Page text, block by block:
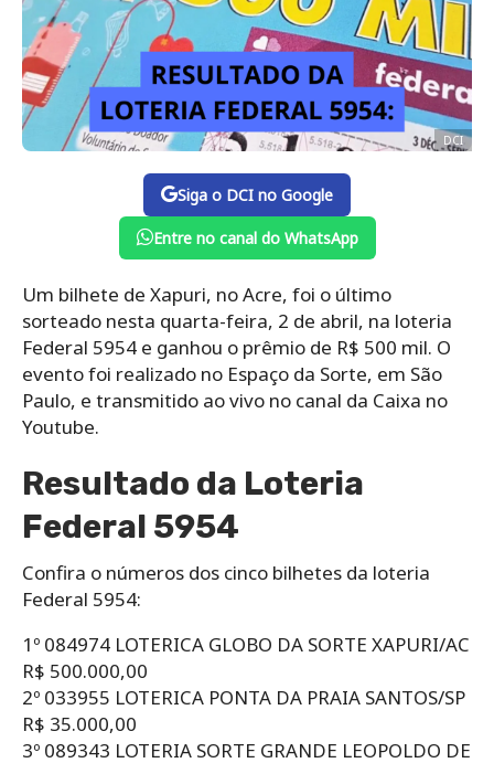
DCI
Siga o DCI no Google
Entre no canal do WhatsApp
Um bilhete de Xapuri, no Acre, foi o último
sorteado nesta quarta-feira, 2 de abril, na loteria
Federal 5954 e ganhou o prêmio de R$ 500 mil. O
evento foi realizado no Espaço da Sorte, em São
Paulo, e transmitido ao vivo no canal da Caixa no
Youtube.
Resultado da Loteria
Federal 5954
Confira o números dos cinco bilhetes da loteria
Federal 5954:
1º 084974 LOTERICA GLOBO DA SORTE XAPURI/AC
R$ 500.000,00
2º 033955 LOTERICA PONTA DA PRAIA SANTOS/SP
R$ 35.000,00
3º 089343 LOTERIA SORTE GRANDE LEOPOLDO DE